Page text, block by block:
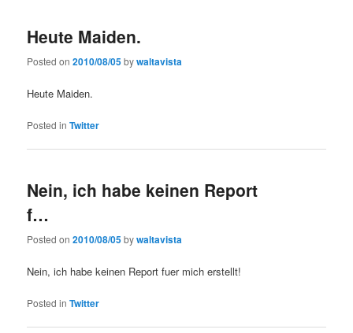
Heute Maiden.
Posted on2010/08/05bywaltavista
Heute Maiden.
Posted in Twitter
Nein, ich habe keinen Report
f…
Posted on2010/08/05bywaltavista
Nein, ich habe keinen Report fuer mich erstellt!
Posted in Twitter